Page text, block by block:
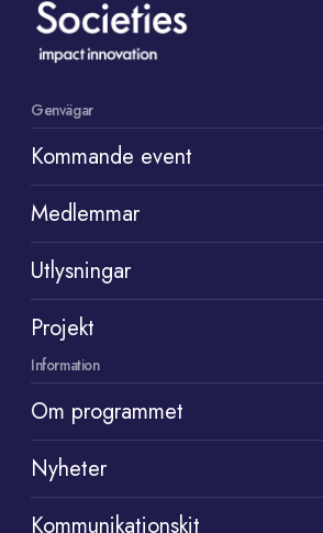
Genvägar
Kommande event
Medlemmar
Utlysningar
Projekt
Information
Om programmet
Nyheter
Kommunikationskit